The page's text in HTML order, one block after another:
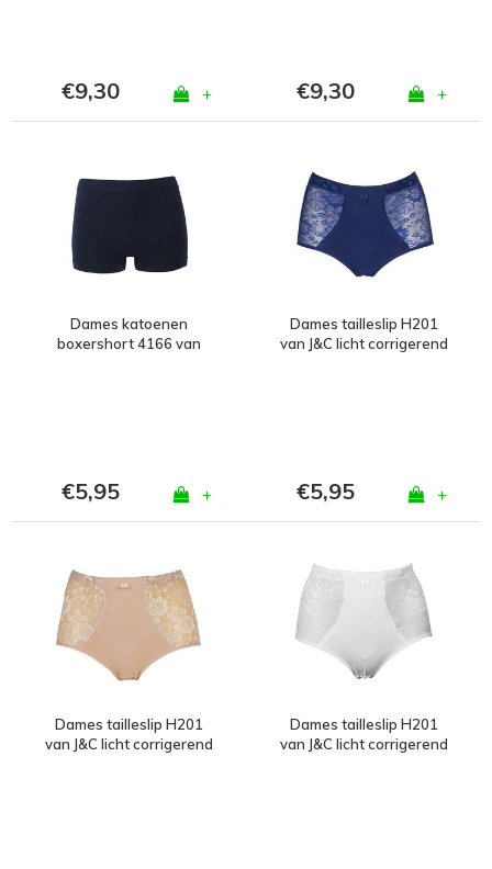
€9,30 + €9,30 +
Dames katoenen
boxershort 4166 van
€5,95 +
Dames tailleslip H201
van J&C licht corrigerend
€5,95 +
Dames tailleslip H201
van J&C licht corrigerend
Dames tailleslip H201
van J&C licht corrigerend